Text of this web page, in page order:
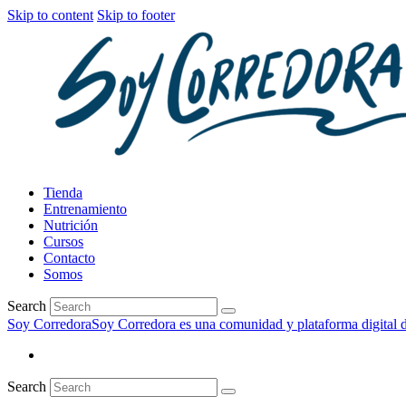
Skip to content Skip to footer
Tienda
Entrenamiento
Nutrición
Cursos
Contacto
Somos
Search
Soy CorredoraSoy Corredora es una comunidad y plataforma digital
Search